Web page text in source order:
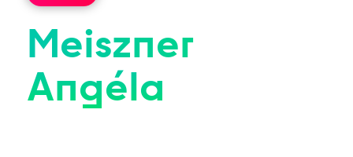
Meiszner
Angéla